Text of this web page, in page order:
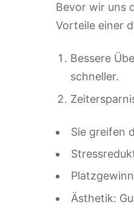
Bevor wir uns
Vorteile einer
Bessere
schneller.
Sie greifen
Ästhetik: